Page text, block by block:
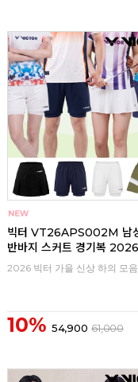
빅터 VT26APS002M 남
반바지 스커트 경기복
2026 빅터 가을 신상 하의 모
10% 54,900 61,000